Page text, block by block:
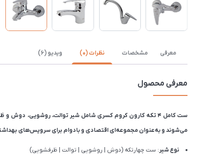
معرفی مشخصات نظرات (0) ویدیو (6)
معرفی محصول
می‌شوند و به‌عنوان مجموعه‌ای اقتصادی و بادوام برای سرویس‌های
نوع شیر: ست چهارتکه (دوش | روشویی | توالت | ظرفشویی)